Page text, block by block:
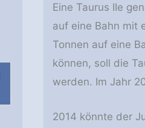
Eine Taurus IIe
auf eine Bahn mit
Tonnen auf eine
können, soll die
werden. Im Jahr
2014 könnte der